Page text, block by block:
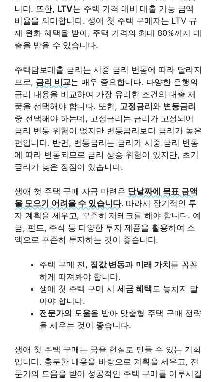
니다. 또한, LTV는 주택 가격 대비 대출 가능 금액
비율을 의미합니다. 생애 첫 주택 구매자는 LTV 규
제 완화 혜택을 받아, 주택 가격의 최대 80%까지 대
출을 받을 수 있습니다.
주택담보대출 금리는 시중 금리 변동에 따라 달라지
므로, 금리 비교는 매우 중요합니다. 다양한 은행의
금리 내용을 비교하여 가장 유리한 조건의 대출 제
품을 선택해야 합니다. 또한, 고정금리와 변동금리
중 선택해야 하는데, 고정금리는 금리가 고정되어
금리 변동 위험이 없지만 변동금리보다 금리가 높은
편입니다. 반면, 변동금리는 금리가 시중 금리 변동
에 따라 변동되므로 금리 상승 위험이 있지만, 초기
금리가 낮은 장점이 있습니다.
생애 첫 주택 구매 자금 마련은 단날짜에 목표 금액
을 모으기 어려울 수 있습니다. 따라서 장기적인 투
자 계획을 세우고, 꾸준히 재테크를 해야 합니다. 예
금, 펀드, 주식 등 다양한 투자 제품을 활용하여 소
액으로 꾸준히 투자하는 것이 좋습니다.
주택 구매 전, 집값 변동과 미래 가치를 꼼꼼
하게 따져봐야 합니다.
생애 첫 주택 구매 시 세금 혜택 도 놓치지 말
아야 합니다.
전문가의 도움을 받아 맞춤형 주택 구매 전략
을 세우는 것이 좋습니다.
생애 첫 주택 구매는 꿈을 현실로 만들 수 있는 기회
입니다. 충분한 내용을 바탕으로 계획을 세우고, 전
문가의 도움을 받아 성공적인 주택 구매를 이루시길